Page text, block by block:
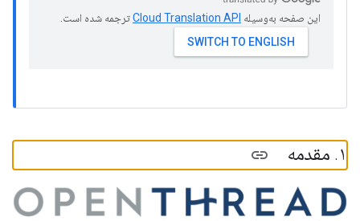
این صفحه به‌وسیله ترجمه شده است.
۱. مقدمه